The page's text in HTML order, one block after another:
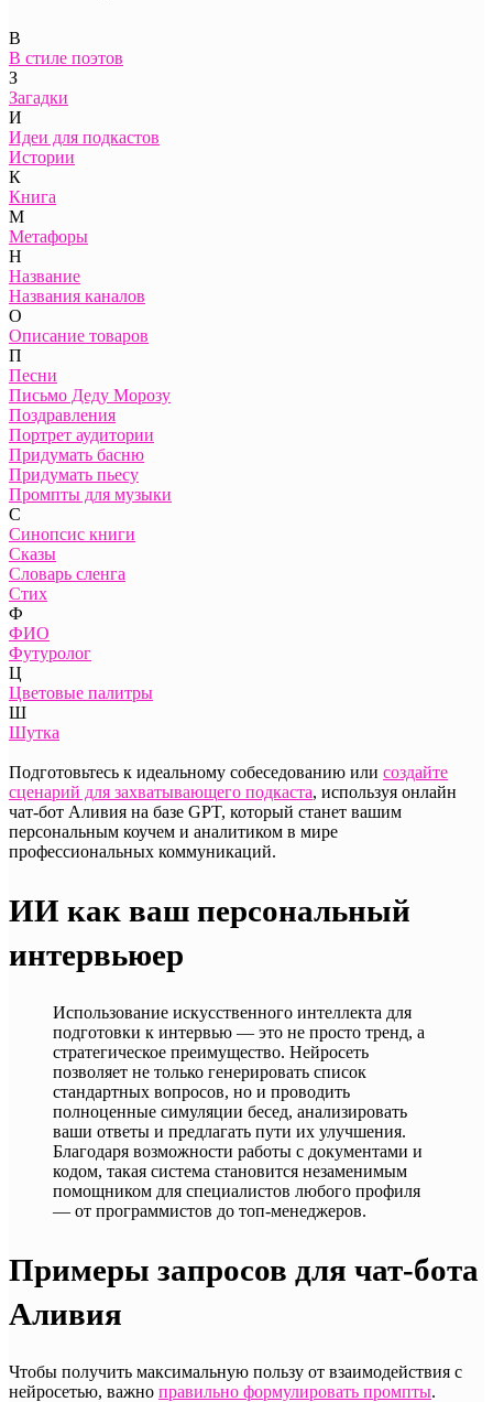
В
В стиле поэтов
З
Загадки
И
Идеи для подкастов
Истории
К
Книга
М
Метафоры
Н
Название
Названия каналов
О
Описание товаров
П
Песни
Письмо Деду Морозу
Поздравления
Портрет аудитории
Придумать басню
Придумать пьесу
Промпты для музыки
С
Синопсис книги
Сказы
Словарь сленга
Стих
Ф
ФИО
Футуролог
Ц
Цветовые палитры
Ш
Шутка
Подготовьтесь к идеальному собеседованию или создайте
сценарий для захватывающего подкаста, используя онлайн
чат-бот Аливия на базе GPT, который станет вашим
персональным коучем и аналитиком в мире
профессиональных коммуникаций.
ИИ как ваш персональный
интервьюер
Использование искусственного интеллекта для
подготовки к интервью — это не просто тренд, а
стратегическое преимущество. Нейросеть
позволяет не только генерировать список
стандартных вопросов, но и проводить
полноценные симуляции бесед, анализировать
ваши ответы и предлагать пути их улучшения.
Благодаря возможности работы с документами и
кодом, такая система становится незаменимым
помощником для специалистов любого профиля
— от программистов до топ-менеджеров.
Примеры запросов для чат-бота
Аливия
Чтобы получить максимальную пользу от взаимодействия с
нейросетью, важно правильно формулировать промпты.